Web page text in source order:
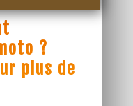
?
plus de